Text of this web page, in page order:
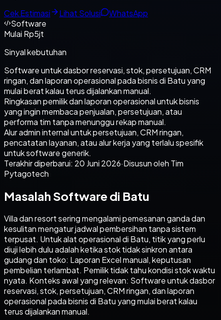
Cek Estimasi
Lihat Solusi
WhatsApp
Software
Mulai Rp5jt
Sinyal kebutuhan
Software untuk dasbor reservasi, stok, persetujuan, CRM
ringan, dan laporan operasional pada bisnis di Batu yang
mulai berat kalau terus dijalankan manual.
Ringkasan pemilik dan laporan operasional untuk bisnis
yang ingin membaca penjualan, persetujuan, atau
performa tim tanpa menunggu rekap manual.
Alur admin internal untuk persetujuan, CRM ringan,
pencatatan layanan, atau alur kerja yang terlalu spesifik
untuk software generik.
Terakhir diperbarui: 20 Juni 2026·Disusun oleh Tim
Pytagotech
Masalah Software di Batu
Villa dan resort sering mengalami pemesanan ganda dan
kesulitan mengatur jadwal pembersihan tanpa sistem
terpusat. Untuk alat operasional di Batu, titik yang perlu
diuji lebih dulu adalah ketika stok tidak sinkron antara
gudang dan toko: Laporan Excel manual, keputusan
pembelian terlambat. Pemilik tidak tahu kondisi stok waktu
nyata. Konteks awal yang relevan: Software untuk dasbor
reservasi, stok, persetujuan, CRM ringan, dan laporan
operasional pada bisnis di Batu yang mulai berat kalau
terus dijalankan manual.